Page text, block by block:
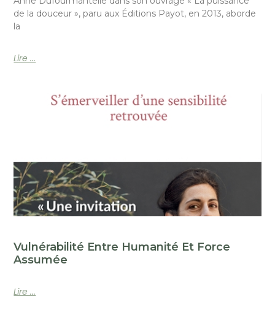
de la douceur », paru aux Éditions Payot, en 2013, aborde
la
Lire ...
Vulnérabilité Entre Humanité Et Force
Assumée
Lire ...